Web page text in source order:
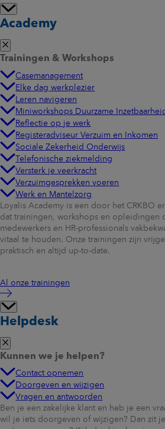
Academy
Trainingen & Workshops
Casemanagement
Elke dag werkplezier
Leren navigeren
Miniworkshops Duurzame
Reflectie op je werk
Registeradviseur Verzuim en Inkomen
Sociale Zekerheid Onderwijs
Telefonische ziekmelding
Versterk je veerkracht
Verzuimgesprekken voeren
Werk en Mantelzorg
Loyalis Academy is een door het CRKBO
dat trainingen, workshops en opleidingen
medewerkers en HR-professionals
vitaal te houden. Onze trainingen zijn
praktisch en altijd up-to-date.
Al onze trainingen
Helpdesk
Kunnen we je helpen?
Contact opnemen
Doorgeven en wijzigen
Vragen en antwoorden
Ben je een zakelijke klant en heb je een
wil je iets doorgeven of wijzigen? Dan zit